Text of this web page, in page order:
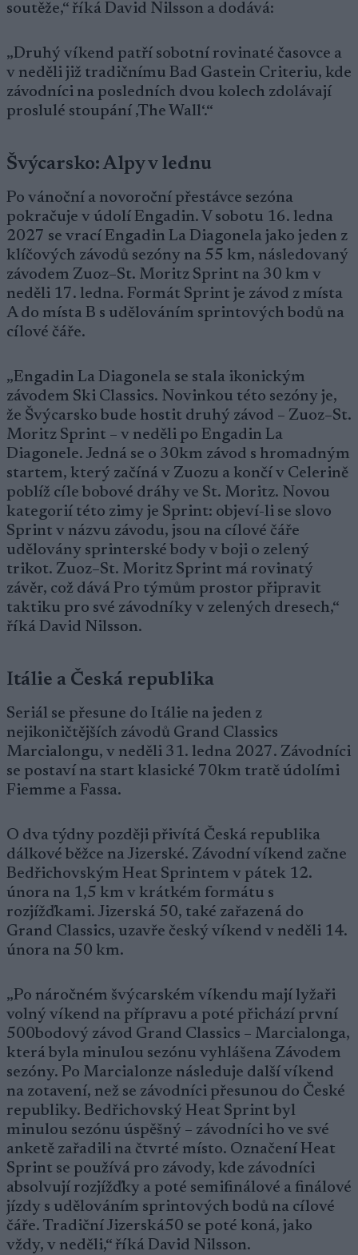
soutěže,“ říká David Nilsson a dodává:
„Druhý víkend patří sobotní rovinaté časovce a
v neděli již tradičnímu Bad Gastein Criteriu, kde
závodníci na posledních dvou kolech zdolávají
proslulé stoupání ‚The Wall‘.“
Švýcarsko: Alpy v lednu
Po vánoční a novoroční přestávce sezóna
pokračuje v údolí Engadin. V sobotu 16. ledna
2027 se vrací Engadin La Diagonela jako jeden z
klíčových závodů sezóny na 55 km, následovaný
závodem Zuoz–St. Moritz Sprint na 30 km v
neděli 17. ledna. Formát Sprint je závod z místa
A do místa B s udělováním sprintových bodů na
cílové čáře.
„Engadin La Diagonela se stala ikonickým
závodem Ski Classics. Novinkou této sezóny je,
že Švýcarsko bude hostit druhý závod – Zuoz–St.
Moritz Sprint – v neděli po Engadin La
Diagonele. Jedná se o 30km závod s hromadným
startem, který začíná v Zuozu a končí v Celerině
poblíž cíle bobové dráhy ve St. Moritz. Novou
kategorií této zimy je Sprint: objeví-li se slovo
Sprint v názvu závodu, jsou na cílové čáře
udělovány sprinterské body v boji o zelený
trikot. Zuoz–St. Moritz Sprint má rovinatý
závěr, což dává Pro týmům prostor připravit
taktiku pro své závodníky v zelených dresech,“
říká David Nilsson.
Itálie a Česká republika
Seriál se přesune do Itálie na jeden z
nejikoničtějších závodů Grand Classics
Marcialongu, v neděli 31. ledna 2027. Závodníci
se postaví na start klasické 70km tratě údolími
Fiemme a Fassa.
O dva týdny později přivítá Česká republika
dálkové běžce na Jizerské. Závodní víkend začne
Bedřichovským Heat Sprintem v pátek 12.
února na 1,5 km v krátkém formátu s
rozjížďkami. Jizerská 50, také zařazená do
Grand Classics, uzavře český víkend v neděli 14.
února na 50 km.
„Po náročném švýcarském víkendu mají lyžaři
volný víkend na přípravu a poté přichází první
500bodový závod Grand Classics – Marcialonga,
která byla minulou sezónu vyhlášena Závodem
sezóny. Po Marcialonze následuje další víkend
na zotavení, než se závodníci přesunou do České
republiky. Bedřichovský Heat Sprint byl
minulou sezónu úspěšný – závodníci ho ve své
anketě zařadili na čtvrté místo. Označení Heat
Sprint se používá pro závody, kde závodníci
absolvují rozjížďky a poté semifinálové a finálové
jízdy s udělováním sprintových bodů na cílové
čáře. Tradiční Jizerská50 se poté koná, jako
vždy, v neděli,“ říká David Nilsson.